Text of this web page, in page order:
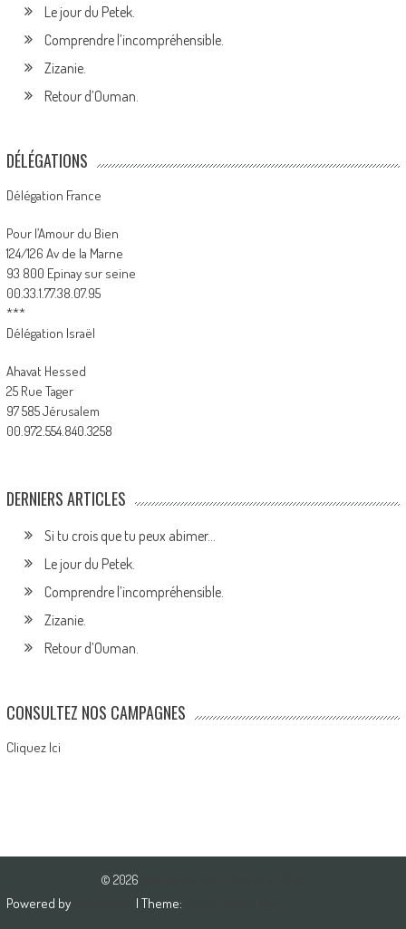
Le jour du Petek.
Comprendre l’incompréhensible.
Zizanie.
Retour d’Ouman.
DÉLÉGATIONS
Délégation France
Pour l’Amour du Bien
124/126 Av de la Marne
93 800 Epinay sur seine
00.33.1.77.38.07.95
***
Délégation Israël
Ahavat Hessed
25 Rue Tager
97 585 Jérusalem
00.972.554.840.3258
DERNIERS ARTICLES
Si tu crois que tu peux abimer…
Le jour du Petek.
Comprendre l’incompréhensible.
Zizanie.
Retour d’Ouman.
CONSULTEZ NOS CAMPAGNES
Cliquez Ici
© 2026
Powered by | Theme: